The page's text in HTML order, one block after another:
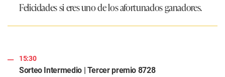
Felicidades si eres uno de los afortunados ganadores.
15:30
Sorteo Intermedio | Tercer premio 8728